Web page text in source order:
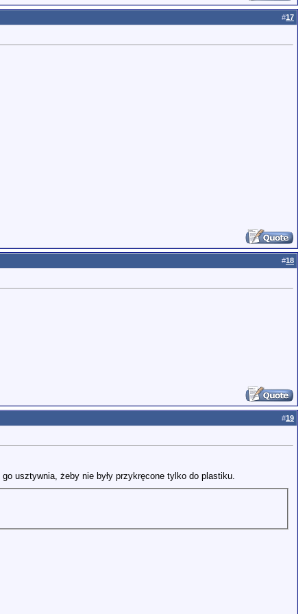
#17
#18
#19
usztywnia, żeby nie były przykręcone tylko do plastiku.